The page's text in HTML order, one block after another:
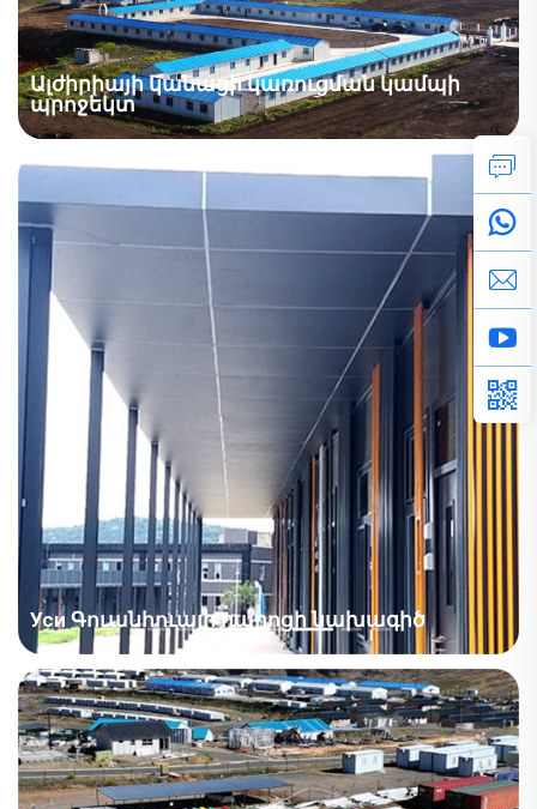
Աֆրիկայում, ԱՄՆ-ում սկզբնական դպրոցների
համար բարենպաստ գներով...
Ալժիրիայի կանացի կառուցման կամպի
պրոջեկտ
Ալժիրիայի Ստադիոնի Կառավարման Գործարանի
Պրոեկտը կապակցված է երկու երկրների ընդունակ
փոխանցումների համագործակցության պրոեկտով,
շնորհավորելով գործողությունների և
համագործակցության վրա վստահության և
համագործակցության պաշտոններին, որպեսզի այն
հաջողությամբ ավարտվի!
Уси Գուանհուայի դպրոցի նախագիծ
Տարածք՝ Ասիա / Չինաստան, Սենյակի տիպ՝
Մոդուլային տուն, Ոլորտ՝ Կրթություն, Տարածք՝ 1000–
4000 մ², Դրվագներ՝ Դասասենյակ, Ժամանակ՝ 2023
թվական, Նախագծի առանձնահատկություններ՝ 1.
Տան երկարացումն ու բարձրացումը՝ 8760 × 2990 ×